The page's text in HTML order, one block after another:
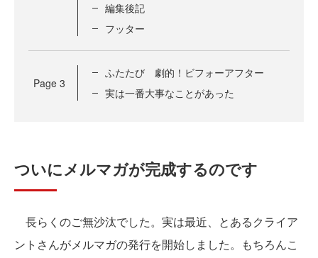
編集後記
フッター
Page 3
ふたたび 劇的！ビフォーアフター
実は一番大事なことがあった
ついにメルマガが完成するのです
長らくのご無沙汰でした。実は最近、とあるクライア
ントさんがメルマガの発行を開始しました。もちろんこ